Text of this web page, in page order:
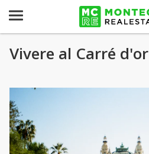
Vivere al Carré d'or